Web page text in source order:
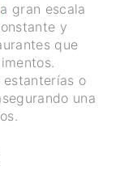
a gran escala
y
que
o
una